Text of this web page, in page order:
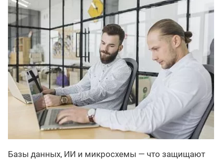
Базы данных, ИИ и микросхемы — что защищают